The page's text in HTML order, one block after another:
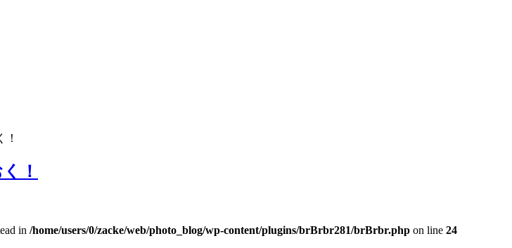
！
in /home/users/0/zacke/web/photo_blog/wp-content/plugins/brBrbr281/brBrbr.php on line 24